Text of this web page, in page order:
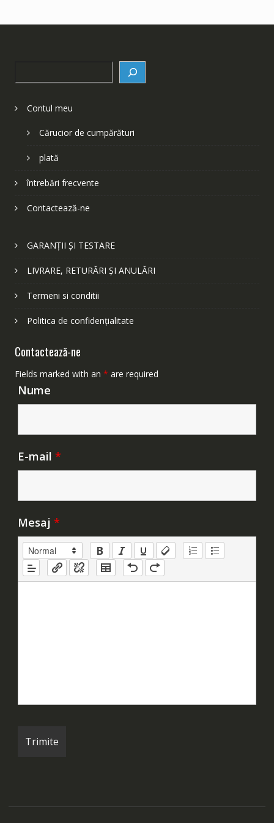
Contul meu
Cărucior de cumpărături
plată
întrebări frecvente
Contactează-ne
GARANȚII ȘI TESTARE
LIVRARE, RETURĂRI ȘI ANULĂRI
Termeni si conditii
Politica de confidențialitate
Contactează-ne
Fields marked with an * are required
Nume
E-mail *
Mesaj *